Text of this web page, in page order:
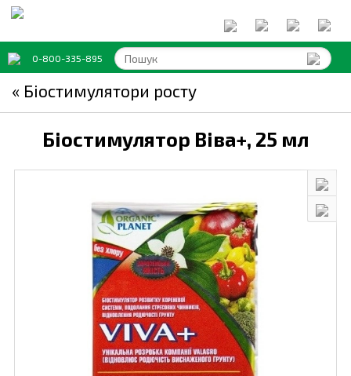
0-800-335-895
« Біостимулятори росту
Біостимулятор Віва+, 25 мл